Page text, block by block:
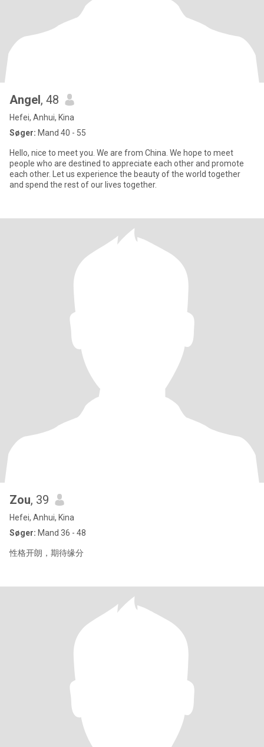
Angel, 48
Hefei, Anhui, Kina
Søger: Mand 40 - 55
Hello, nice to meet you. We are from China. We hope to meet
people who are destined to appreciate each other and promote
each other. Let us experience the beauty of the world together
and spend the rest of our lives together.
Zou, 39
Hefei, Anhui, Kina
Søger: Mand 36 - 48
性格开朗，期待缘分